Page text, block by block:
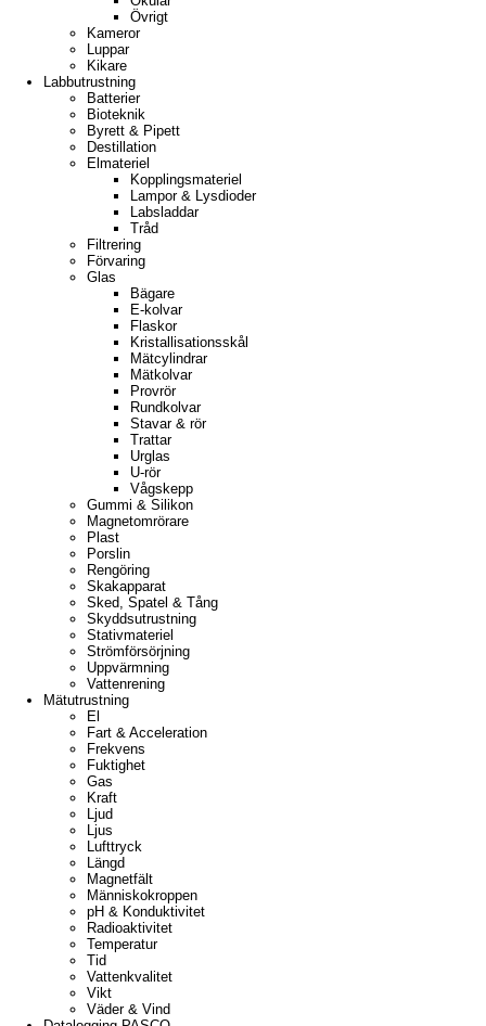
Övrigt
Kameror
Luppar
Kikare
Labbutrustning
Batterier
Bioteknik
Byrett & Pipett
Destillation
Elmateriel
Kopplingsmateriel
Lampor & Lysdioder
Labsladdar
Tråd
Filtrering
Förvaring
Glas
Bägare
E-kolvar
Flaskor
Kristallisationsskål
Mätcylindrar
Mätkolvar
Provrör
Rundkolvar
Stavar & rör
Trattar
Urglas
U-rör
Vågskepp
Gummi & Silikon
Magnetomrörare
Plast
Porslin
Rengöring
Skakapparat
Sked, Spatel & Tång
Skyddsutrustning
Stativmateriel
Strömförsörjning
Uppvärmning
Vattenrening
Mätutrustning
El
Fart & Acceleration
Frekvens
Fuktighet
Gas
Kraft
Ljud
Ljus
Lufttryck
Längd
Magnetfält
Människokroppen
pH & Konduktivitet
Radioaktivitet
Temperatur
Tid
Vattenkvalitet
Vikt
Väder & Vind